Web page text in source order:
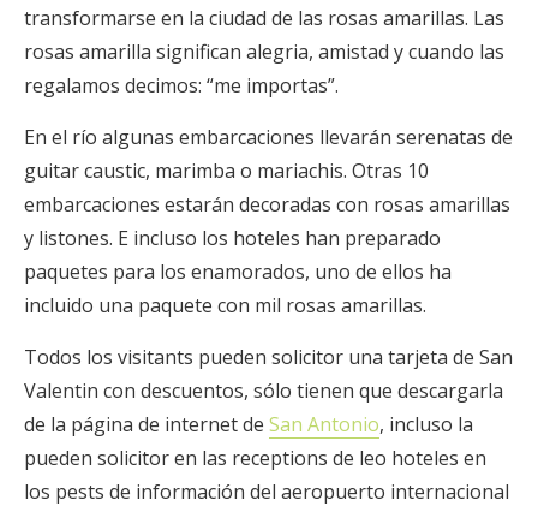
transformarse en la ciudad de las rosas amarillas. Las
rosas amarilla significan alegria, amistad y cuando las
regalamos decimos: “me importas”.
En el río algunas embarcaciones llevarán serenatas de
guitar caustic, marimba o mariachis. Otras 10
embarcaciones estarán decoradas con rosas amarillas
y listones. E incluso los hoteles han preparado
paquetes para los enamorados, uno de ellos ha
incluido una paquete con mil rosas amarillas.
Todos los visitants pueden solicitor una tarjeta de San
Valentin con descuentos, sólo tienen que descargarla
de la página de internet de San Antonio, incluso la
pueden solicitor en las receptions de leo hoteles en
los pests de información del aeropuerto internacional